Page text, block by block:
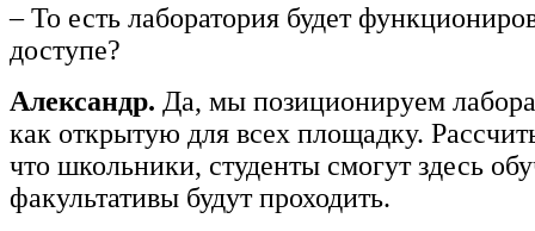
– То есть лаборатория будет
доступе?
Александр. Да, мы позиционируем
как открытую для всех площадку.
что школьники, студенты смогут здесь
факультативы будут проходить.